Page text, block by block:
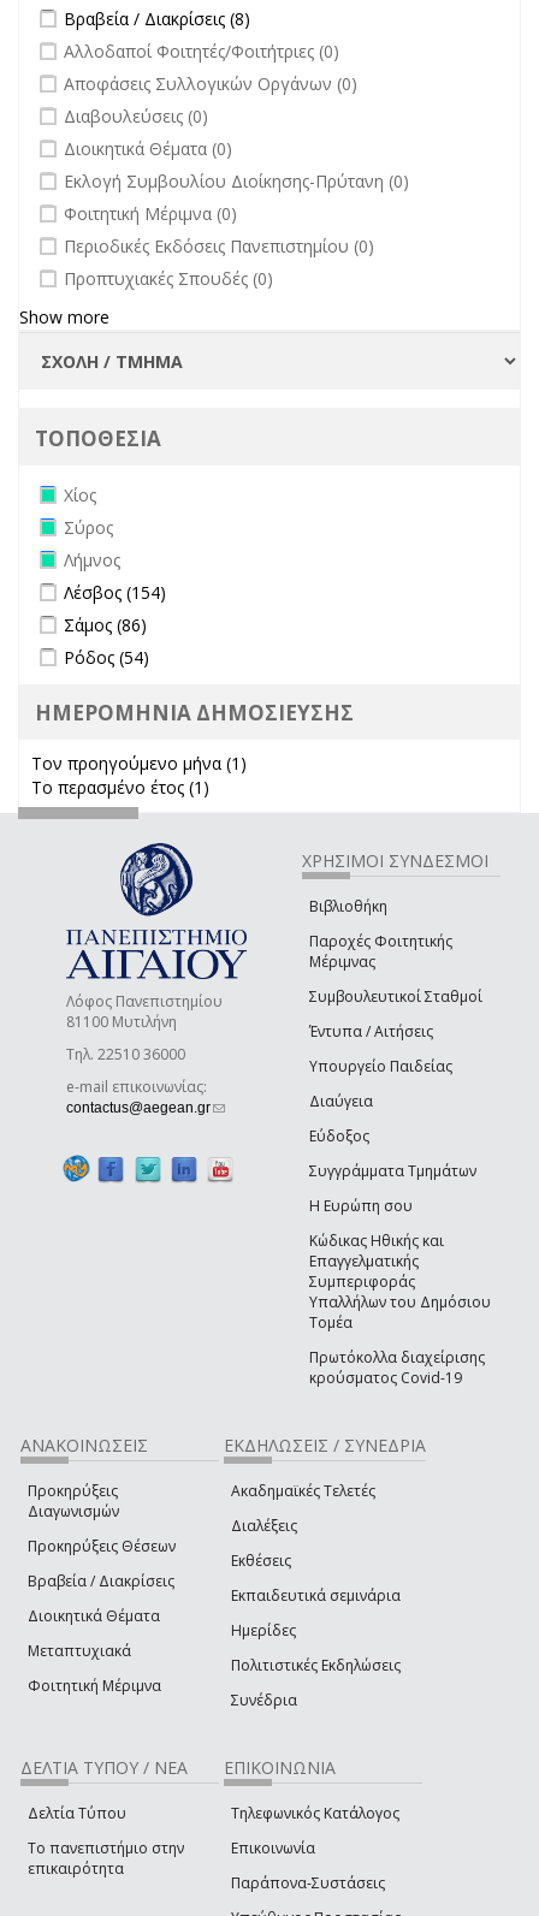
Apply Βραβεία / Διακρίσεις filter
Βραβεία / Διακρίσεις (8)
undefined
Αλλοδαποί Φοιτητές/Φοιτήτριες (0)
undefined
Αποφάσεις Συλλογικών Οργάνων (0)
undefined
Διαβουλεύσεις (0)
undefined
Διοικητικά Θέματα (0)
undefined
Εκλογή Συμβουλίου Διοίκησης-Πρύτανη (0)
undefined
Φοιτητική Μέριμνα (0)
undefined
Περιοδικές Εκδόσεις Πανεπιστημίου (0)
undefined
Προπτυχιακές Σπουδές (0)
Show more
ΤΟΠΟΘΕΣΙΑ
Remove Χίος filter
Χίος
Remove Σύρος filter
Σύρος
Remove Λήμνος filter
Λήμνος
Apply Λέσβος filter
Λέσβος (154)
Apply Σάμος filter
Σάμος (86)
Apply Ρόδος filter
Ρόδος (54)
ΗΜΕΡΟΜΗΝΙΑ ΔΗΜΟΣΙΕΥΣΗΣ
Τον προηγούμενο μήνα (1)
Το περασμένο έτος (1)
Λόφος Πανεπιστημίου
81100 Μυτιλήνη
Τηλ. 22510 36000
e-mail επικοινωνίας:
contactus@aegean.gr(link sends e-mail)
ΧΡΗΣΙΜΟΙ ΣΥΝΔΕΣΜΟΙ
Βιβλιοθήκη
Παροχές Φοιτητικής
Μέριμνας
Συμβουλευτικοί Σταθμοί
Έντυπα / Αιτήσεις
Υπουργείο Παιδείας
Διαύγεια
Εύδοξος
Συγγράμματα Τμημάτων
Η Ευρώπη σου
Κώδικας Ηθικής και
Επαγγελματικής
Συμπεριφοράς
Υπαλλήλων του Δημόσιου
Τομέα
Πρωτόκολλα διαχείρισης
κρούσματος Covid-19
ΑΝΑΚΟΙΝΩΣΕΙΣ
Προκηρύξεις
Διαγωνισμών
Προκηρύξεις Θέσεων
Βραβεία / Διακρίσεις
Διοικητικά Θέματα
Μεταπτυχιακά
Φοιτητική Μέριμνα
ΕΚΔΗΛΩΣΕΙΣ / ΣΥΝΕΔΡΙΑ
Ακαδημαϊκές Τελετές
Διαλέξεις
Εκθέσεις
Εκπαιδευτικά σεμινάρια
Ημερίδες
Πολιτιστικές Εκδηλώσεις
Συνέδρια
ΔΕΛΤΙΑ ΤΥΠΟΥ / ΝΕΑ
Δελτία Τύπου
Το πανεπιστήμιο στην
επικαιρότητα
ΕΠΙΚΟΙΝΩΝΙΑ
Τηλεφωνικός Κατάλογος
Επικοινωνία
Παράπονα-Συστάσεις